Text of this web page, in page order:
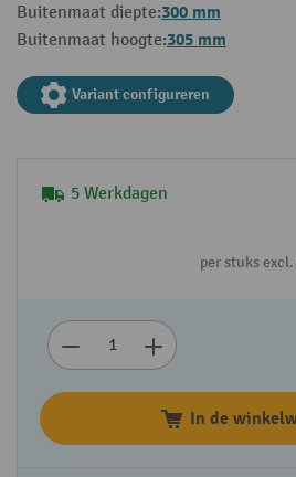
Buitenmaat diepte:300 mm
Buitenmaat hoogte:305 mm
Variant configureren
5 Werkdagen
per stuks
In de